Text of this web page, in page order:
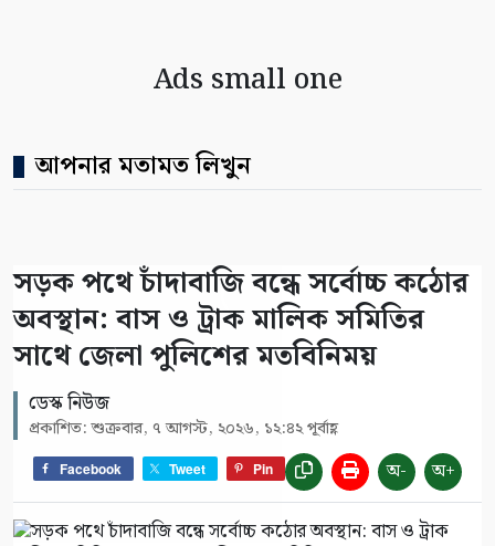
Ads small one
আপনার মতামত লিখুন
সড়ক পথে চাঁদাবাজি বন্ধে সর্বোচ্চ কঠোর
অবস্থান: বাস ও ট্রাক মালিক সমিতির
সাথে জেলা পুলিশের মতবিনিময়
ডেস্ক নিউজ
প্রকাশিত: শুক্রবার, ৭ আগস্ট, ২০২৬, ১২:৪২ পূর্বাহ্ণ
Facebook Tweet Pin অ- অ+